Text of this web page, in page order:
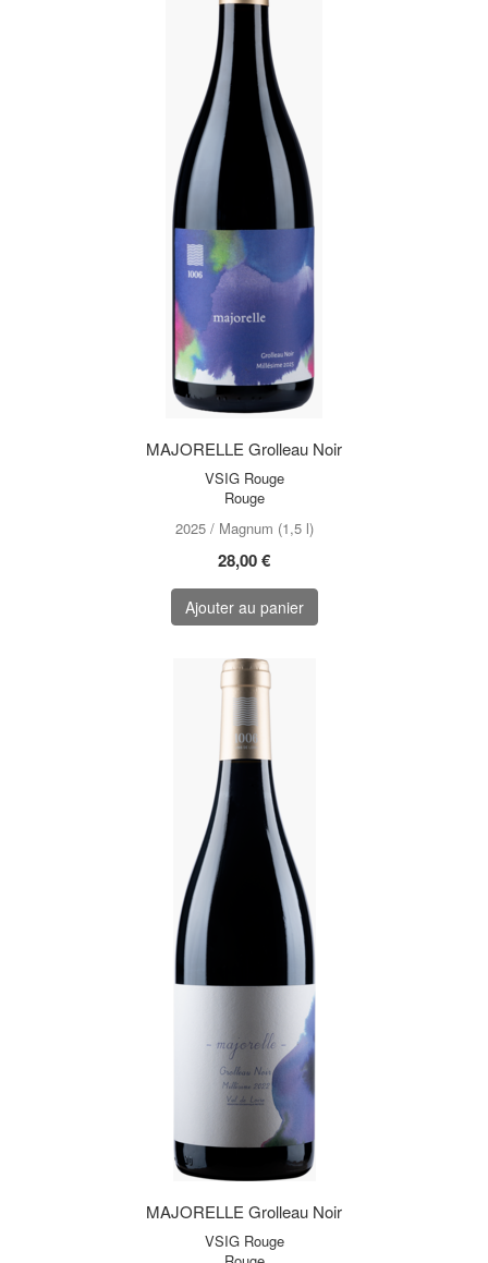
MAJORELLE Grolleau Noir
VSIG Rouge
Rouge
2025 / Magnum (1,5 l)
28,00 €
Ajouter au panier
MAJORELLE Grolleau Noir
VSIG Rouge